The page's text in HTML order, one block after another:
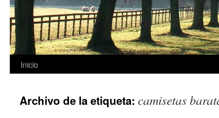
Saltar
contenido
Inicio
Archivo de la etiqueta: camisetas